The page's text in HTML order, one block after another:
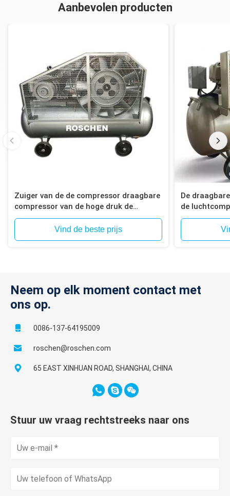
Aanbevolen producten
Zuiger van de de compressor draagbare
compressor van de hoge druk de
elektrische lucht
Vind de beste prijs
De
de
Neem op elk moment contact met
ons op.
0086-137-64195009
roschen@roschen.com
65 EAST XINHUAN ROAD, SHANGHAI, CHINA
Stuur uw vraag rechtstreeks naar ons